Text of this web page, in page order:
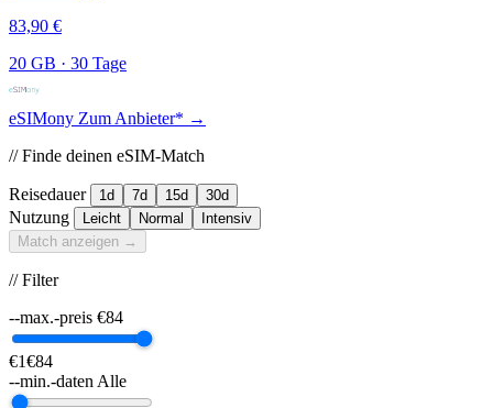
83,90 €
20 GB · 30 Tage
eSIMony Zum Anbieter* →
// Finde deinen eSIM-Match
Reisedauer 1d 7d 15d 30d
Nutzung Leicht Normal
Intensiv
Match anzeigen →
// Filter
--max.-preis €84
€1€84
--min.-daten Alle